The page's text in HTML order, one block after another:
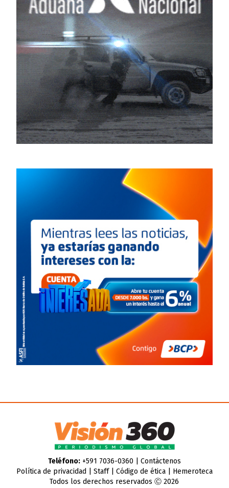
Teléfono:+591 7036-0360 | Contáctenos
Política de privacidad
Staff| Código de ética| Hemeroteca
Todos los derechos reservados Ⓒ 2026